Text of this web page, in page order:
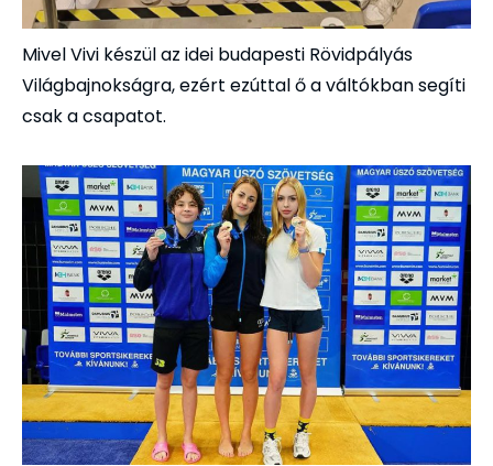
Mivel Vivi készül az idei budapesti Rövidpályás
Világbajnokságra, ezért ezúttal ő a váltókban segíti
csak a csapatot.